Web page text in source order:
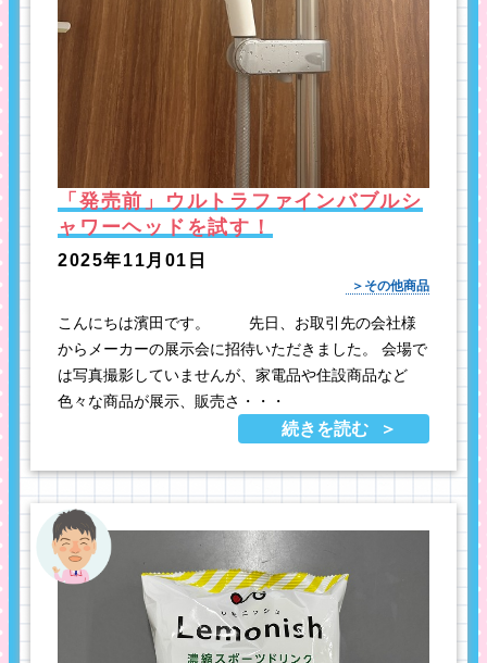
「発売前」ウルトラファインバブルシ
ャワーヘッドを試す！
2025年11月01日
その他商品
こんにちは濱田です。 先日、お取引先の会社様
からメーカーの展示会に招待いただきました。 会場で
は写真撮影していませんが、家電品や住設商品など
色々な商品が展示、販売さ・・・
続きを読む